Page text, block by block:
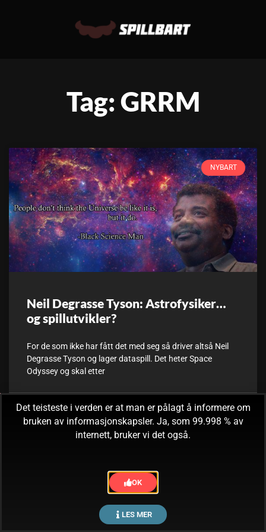
Tag: GRRM
NYBART
Neil Degrasse Tyson: Astrofysiker…
og spillutvikler?
For de som ikke har fått det med seg så driver altså Neil
Degrasse Tyson og lager dataspill. Det heter Space
Odyssey og skal etter
27. juli, 2017 Ingen kommentarer
Det teisteste i verden er at man er pålagt å informere om
bruken av informasjonskapsler. Ja, som 99.998 % av
internett, bruker vi det også.
OK
LES MER